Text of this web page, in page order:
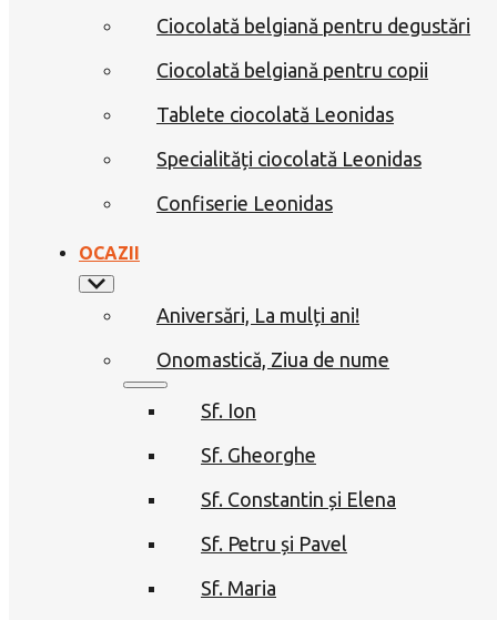
Ciocolată belgiană pentru degustări
Ciocolată belgiană pentru copii
Tablete ciocolată Leonidas
Specialități ciocolată Leonidas
Confiserie Leonidas
OCAZII
Aniversări, La mulți ani!
Onomastică, Ziua de nume
Sf. Ion
Sf. Gheorghe
Sf. Constantin și Elena
Sf. Petru și Pavel
Sf. Maria